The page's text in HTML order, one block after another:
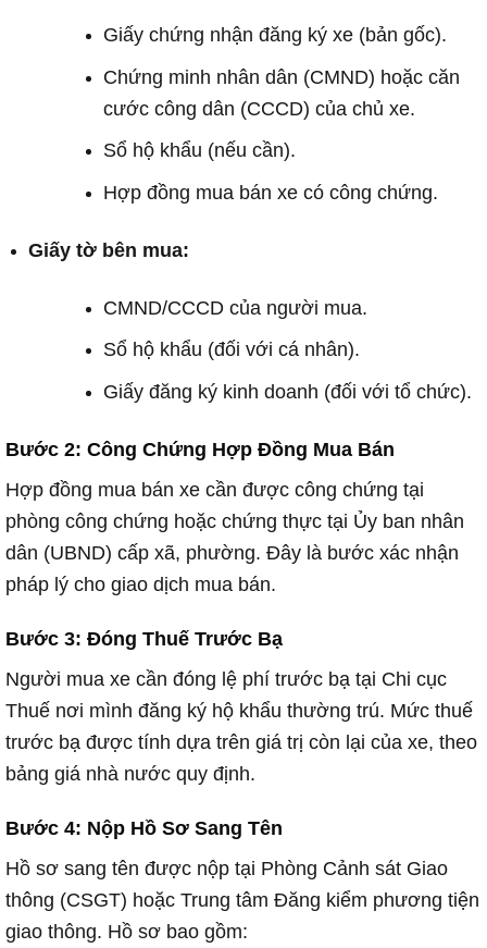
Giấy chứng nhận đăng ký xe (bản gốc).
Chứng minh nhân dân (CMND) hoặc căn
cước công dân (CCCD) của chủ xe.
Sổ hộ khẩu (nếu cần).
Hợp đồng mua bán xe có công chứng.
Giấy tờ bên mua:
CMND/CCCD của người mua.
Sổ hộ khẩu (đối với cá nhân).
Giấy đăng ký kinh doanh (đối với tổ chức).
Bước 2: Công Chứng Hợp Đồng Mua Bán
Hợp đồng mua bán xe cần được công chứng tại
phòng công chứng hoặc chứng thực tại Ủy ban nhân
dân (UBND) cấp xã, phường. Đây là bước xác nhận
pháp lý cho giao dịch mua bán.
Bước 3: Đóng Thuế Trước Bạ
Người mua xe cần đóng lệ phí trước bạ tại Chi cục
Thuế nơi mình đăng ký hộ khẩu thường trú. Mức thuế
trước bạ được tính dựa trên giá trị còn lại của xe, theo
bảng giá nhà nước quy định.
Bước 4: Nộp Hồ Sơ Sang Tên
Hồ sơ sang tên được nộp tại Phòng Cảnh sát Giao
thông (CSGT) hoặc Trung tâm Đăng kiểm phương tiện
giao thông. Hồ sơ bao gồm: